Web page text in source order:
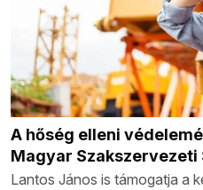
A hőség elleni
Magyar Szakszervezeti
Lantos János is támogatja a